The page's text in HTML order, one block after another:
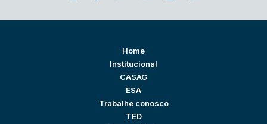
Home
Institucional
CASAG
ESA
Trabalhe conosco
TED